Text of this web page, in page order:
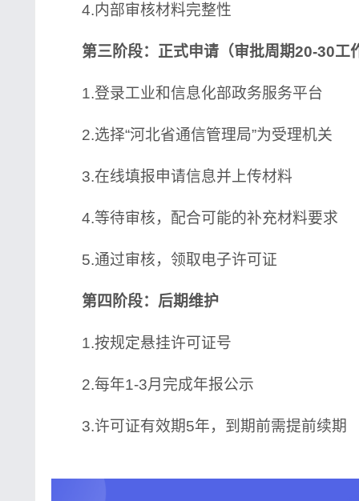
4.内部审核材料完整性
第三阶段：正式申请（审批周期20-30工
1.登录工业和信息化部政务服务平台
2.选择“河北省通信管理局”为受理机关
3.在线填报申请信息并上传材料
4.等待审核，配合可能的补充材料要求
5.通过审核，领取电子许可证
第四阶段：后期维护
1.按规定悬挂许可证号
2.每年1-3月完成年报公示
3.许可证有效期5年，到期前需提前续期